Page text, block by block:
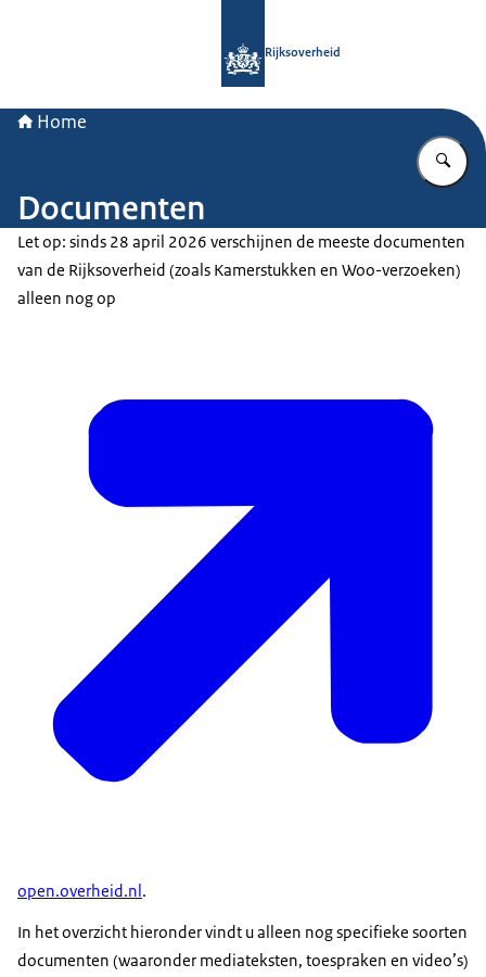
Rijksoverheid
Home
Documenten
Let op: sinds 28 april 2026 verschijnen de meeste documenten
van de Rijksoverheid (zoals Kamerstukken en Woo-verzoeken)
alleen nog op
open.overheid.nl.
In het overzicht hieronder vindt u alleen nog specifieke soorten
documenten (waaronder mediateksten, toespraken en video’s)